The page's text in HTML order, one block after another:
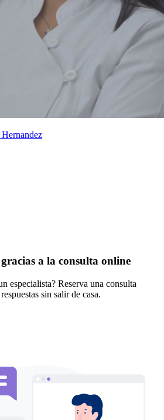
a la consulta online
especialista? Reserva una consulta
sin salir de casa.